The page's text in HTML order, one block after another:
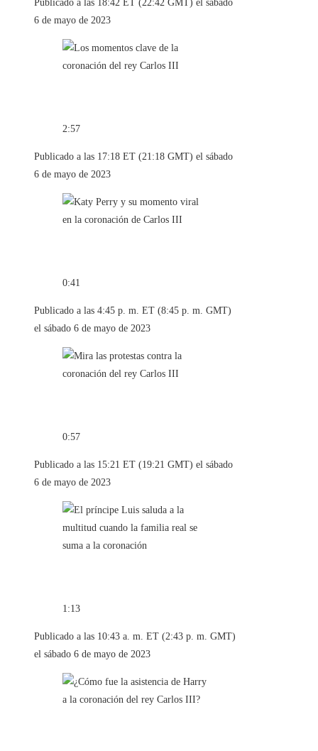
Publicado a las 18:42 ET (22:42 GMT) el sábado
6 de mayo de 2023
2:57
Publicado a las 17:18 ET (21:18 GMT) el sábado
6 de mayo de 2023
0:41
Publicado a las 4:45 p. m. ET (8:45 p. m. GMT)
el sábado 6 de mayo de 2023
0:57
Publicado a las 15:21 ET (19:21 GMT) el sábado
6 de mayo de 2023
1:13
Publicado a las 10:43 a. m. ET (2:43 p. m. GMT)
el sábado 6 de mayo de 2023